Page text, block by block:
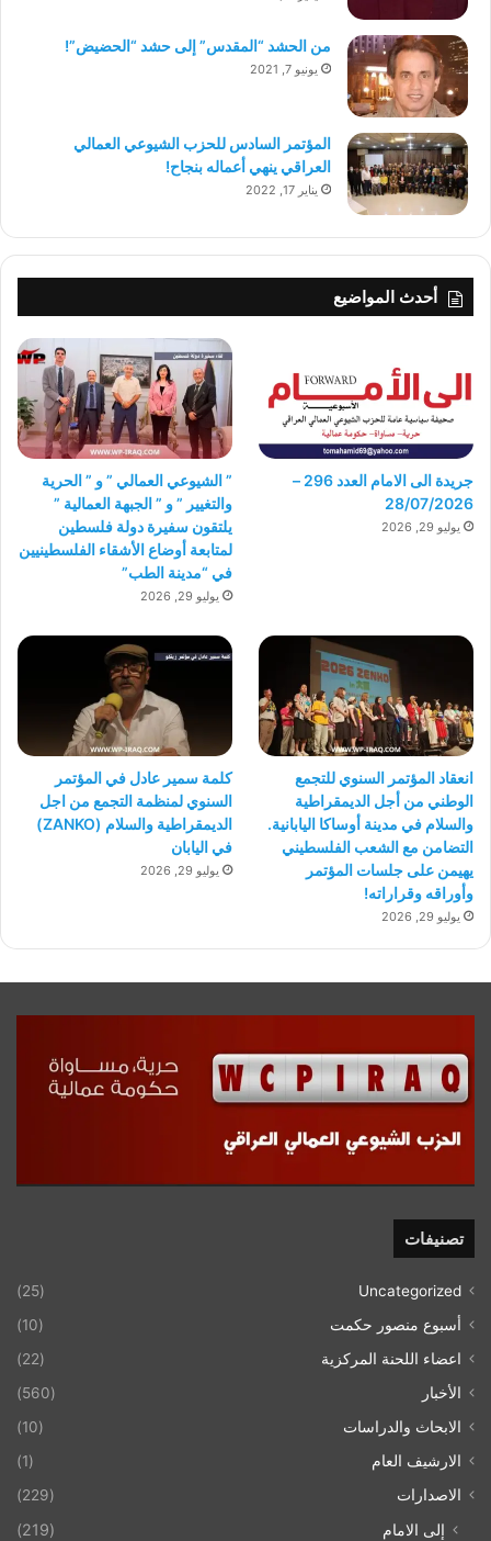
من الحشد “المقدس” إلى حشد “الحضيض”!
يونيو 7, 2021
المؤتمر السادس للحزب الشيوعي العمالي
العراقي ينهي أعماله بنجاح!
يناير 17, 2022
أحدث المواضيع
جريدة الى الامام العدد 296 –
28/07/2026
يوليو 29, 2026
” الشيوعي العمالي ” و ” الحرية
والتغيير ” و ” الجبهة العمالية ”
يلتقون سفيرة دولة فلسطين
لمتابعة أوضاع الأشقاء الفلسطينيين
في “مدينة الطب”
يوليو 29, 2026
انعقاد المؤتمر السنوي للتجمع
الوطني من أجل الديمقراطية
والسلام في مدينة أوساكا اليابانية.
التضامن مع الشعب الفلسطيني
يهيمن على جلسات المؤتمر
وأوراقه وقراراته!
يوليو 29, 2026
كلمة سمير عادل في المؤتمر
السنوي لمنظمة التجمع من اجل
الديمقراطية والسلام (ZANKO)
في اليابان
يوليو 29, 2026
تصنيفات
Uncategorized
(25)
أسبوع منصور حكمت
(10)
اعضاء اللحنة المركزية
(22)
الأخبار
(560)
الابحاث والدراسات
(10)
الارشيف العام
(1)
الاصدارات
(229)
إلى الامام
(219)